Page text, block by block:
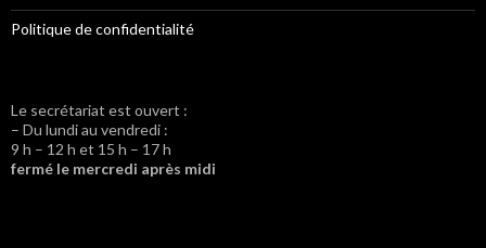
Politique de confidentialité
Le secrétariat est ouvert :
– Du lundi au vendredi :
9 h – 12 h et 15 h – 17 h
fermé le mercredi après midi